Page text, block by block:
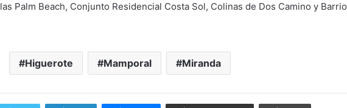
Palm Beach, Conjunto Residencial Costa Sol, Colinas de Dos Camino y Barrio
Higuerote Mamporal Miranda